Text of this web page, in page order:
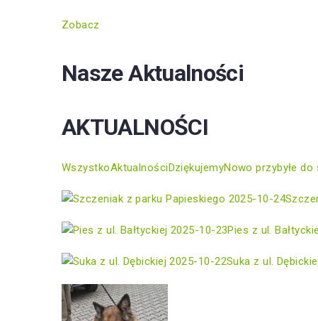
Zobacz
Nasze Aktualności
AKTUALNOŚCI
WszystkoAktualnościDziękujemyNowo przybyłe
2025-10-24
2025-10-23Pies z ul.
2025-10-22Suka z ul.